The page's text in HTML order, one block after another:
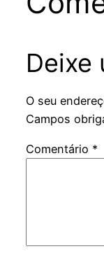
Deixe
O seu
Campos
Comentário *